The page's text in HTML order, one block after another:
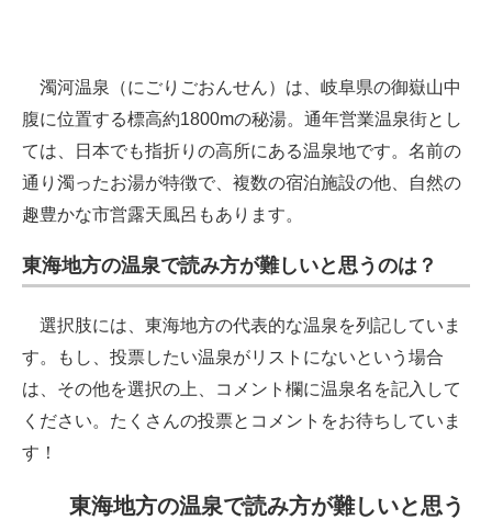
濁河温泉（にごりごおんせん）は、岐阜県の御嶽山中
腹に位置する標高約1800mの秘湯。通年営業温泉街とし
ては、日本でも指折りの高所にある温泉地です。名前の
通り濁ったお湯が特徴で、複数の宿泊施設の他、自然の
趣豊かな市営露天風呂もあります。
東海地方の温泉で読み方が難しいと思うのは？
選択肢には、東海地方の代表的な温泉を列記していま
す。もし、投票したい温泉がリストにないという場合
は、その他を選択の上、コメント欄に温泉名を記入して
ください。たくさんの投票とコメントをお待ちしていま
す！
東海地方の温泉で読み方が難しいと思う